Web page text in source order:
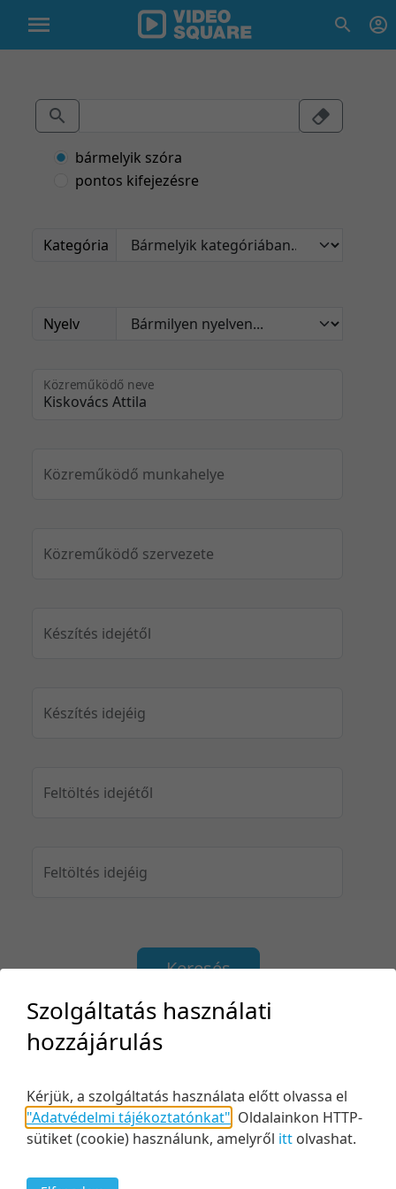
bármelyik szóra
pontos kifejezésre
Kategória
Nyelv
Közreműködő neve
Közreműködő munkahelye
Közreműködő szervezete
Készítés idejétől
Készítés idejéig
Feltöltés idejétől
Feltöltés idejéig
Keresés
Relevancia szerint
Kezdés/felvétel dátuma szerint
5 tétel/oldal
10 tétel/oldal
Szolgáltatás használati
hozzájárulás
Kérjük, a szolgáltatás használata előtt olvassa el
"Adatvédelmi tájékoztatónkat" Oldalainkon HTTP-
sütiket (cookie) használunk, amelyről itt olvashat.